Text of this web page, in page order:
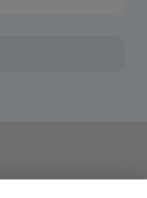
dans les